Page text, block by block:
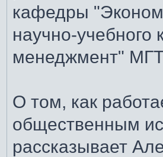
кафедры
научно-
менеджмент"
О том, как
общественным
рассказывает